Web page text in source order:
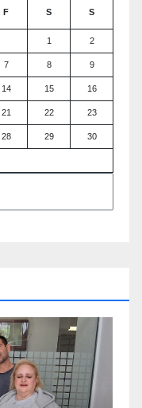
F S S
1 2
7 8 9
14 15 16
21 22 23
28 29 30